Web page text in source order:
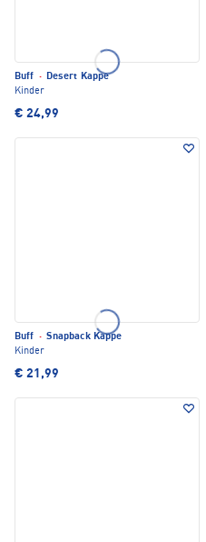
Buff · Desert Kappe
Kinder
€ 24,99
Buff · Snapback Kappe
Kinder
€ 21,99